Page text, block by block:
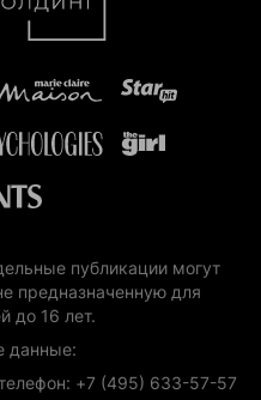
публикации могут
предназначенную для
до 16 лет.
данные:
+7 (495) 633-57-57